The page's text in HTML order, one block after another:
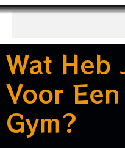
Wat Heb
Voor
Gym?